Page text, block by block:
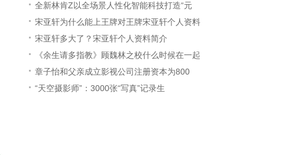
全新林肯Z以全场景人性化智能科技打造“元
宋亚轩为什么能上王牌对王牌宋亚轩个人资料
宋亚轩多大了？宋亚轩个人资料简介
《余生请多指教》顾魏林之校什么时候在一起
章子怡和父亲成立影视公司注册资本为800
“天空摄影师”：3000张“写真”记录生